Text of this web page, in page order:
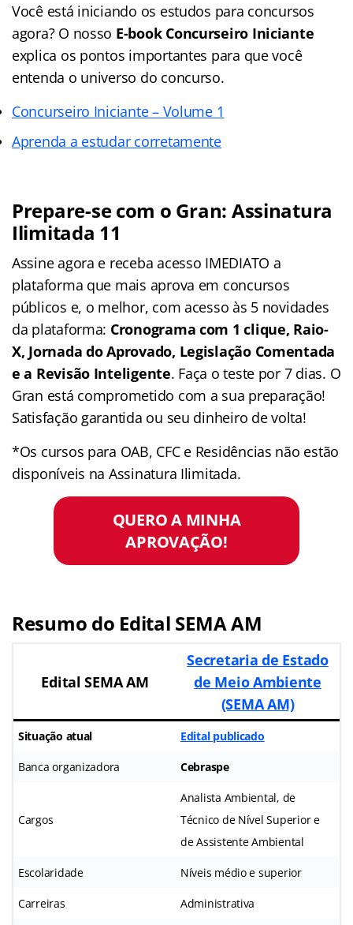
Você está iniciando os estudos para concursos
agora? O nosso E-book Concurseiro Iniciante
explica os pontos importantes para que você
entenda o universo do concurso.
Concurseiro Iniciante – Volume 1
Aprenda a estudar corretamente
Prepare-se com o Gran: Assinatura
Ilimitada 11
Assine agora e receba acesso IMEDIATO a
plataforma que mais aprova em concursos
públicos e, o melhor, com acesso às 5 novidades
da plataforma: Cronograma com 1 clique, Raio-
X, Jornada do Aprovado, Legislação Comentada
e a Revisão Inteligente. Faça o teste por 7 dias. O
Gran está comprometido com a sua preparação!
Satisfação garantida ou seu dinheiro de volta!
*Os cursos para OAB, CFC e Residências não estão
disponíveis na Assinatura Ilimitada.
QUERO A MINHA
APROVAÇÃO!
Resumo do Edital SEMA AM
Edital SEMA AM
Secretaria de Estado
de Meio Ambiente
(SEMA AM)
Situação atual Edital publicado
Banca organizadora Cebraspe
Cargos
Analista Ambiental, de
Técnico de Nível Superior e
de Assistente Ambiental
Escolaridade Níveis médio e superior
Carreiras Administrativa